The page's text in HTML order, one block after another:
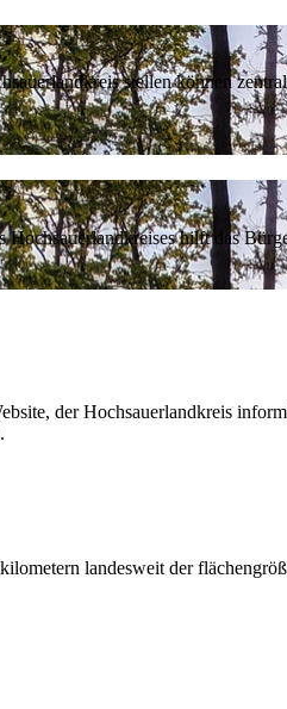
stellen können
hilft das
der Hochsauerlandkreis
landesweit der